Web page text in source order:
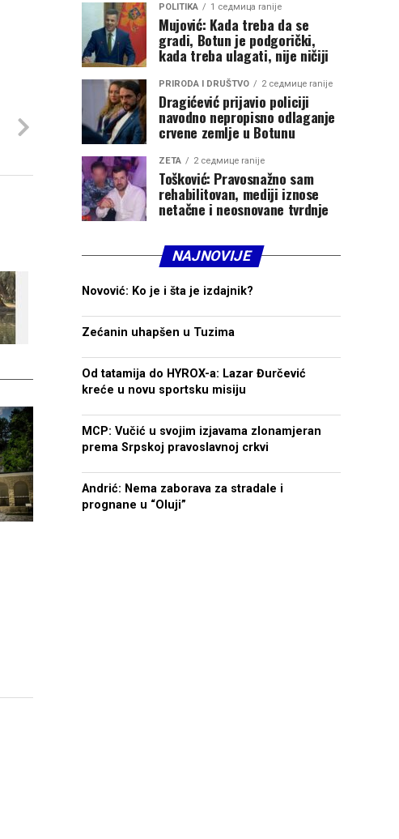
POLITIKA 1 седмица ranije
Mujović: Kada treba da se
gradi, Botun je podgorički,
kada treba ulagati, nije ničiji
PRIRODA I DRUŠTVO 2 седмице ranije
Dragićević prijavio policiji
navodno nepropisno odlaganje
crvene zemlje u Botunu
ZETA 2 седмице ranije
Tošković: Pravosnažno sam
rehabilitovan, mediji iznose
netačne i neosnovane tvrdnje
NAJNOVIJE
Novović: Ko je i šta je izdajnik?
Zećanin uhapšen u Tuzima
Od tatamija do HYROX-a: Lazar Đurčević
kreće u novu sportsku misiju
MCP: Vučić u svojim izjavama zlonamjeran
prema Srpskoj pravoslavnoj crkvi
Andrić: Nema zaborava za stradale i
prognane u “Oluji”